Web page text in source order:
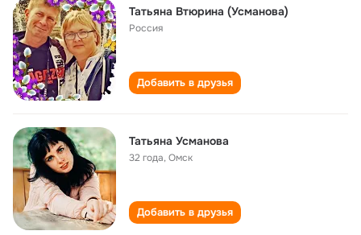
Татьяна Втюрина (Усманова)
Россия
Добавить в друзья
Татьяна Усманова
32 года,Омск
Добавить в друзья